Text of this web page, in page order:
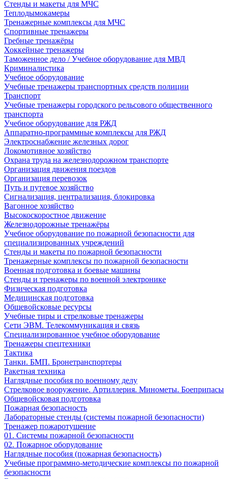
Стенды и макеты для МЧС
Теплодымокамеры
Тренажерные комплексы для МЧС
Спортивные тренажеры
Гребные тренажёры
Хоккейные тренажеры
Таможенное дело / Учебное оборудование для МВД
Криминалистика
Учебное оборудование
Учебные тренажеры транспортных средств полиции
Транспорт
Учебные тренажеры городского рельсового общественного
транспорта
Учебное оборудование для РЖД
Аппаратно-программные комплексы для РЖД
Электроснабжение железных дорог
Локомотивное хозяйство
Охрана труда на железнодорожном транспорте
Организация движения поездов
Организация перевозок
Путь и путевое хозяйство
Сигнализация, централизация, блокировка
Вагонное хозяйство
Высокоскоростное движение
Железнодорожные тренажёры
Учебное оборудование по пожарной безопасности для
специализированных учреждений
Стенды и макеты по пожарной безопасности
Тренажерные комплексы по пожарной безопасности
Военная подготовка и боевые машины
Стенды и тренажеры по военной электронике
Физическая подготовка
Медицинская подготовка
Общевойсковые ресурсы
Учебные тиры и стрелковые тренажеры
Сети ЭВМ. Телекоммуникация и связь
Специализированное учебное оборудование
Тренажеры спецтехники
Тактика
Танки. БМП. Бронетранспортеры
Ракетная техника
Наглядные пособия по военному делу
Стрелковое вооружение. Артиллерия. Минометы. Боеприпасы
Общевойсковая подготовка
Пожарная безопасность
Лабораторные стенды (системы пожарной безопасности)
Тренажер пожаротушение
01. Системы пожарной безопасности
02. Пожарное оборудование
Наглядные пособия (пожарная безопасность)
Учебные программно-методические комплексы по пожарной
безопасности